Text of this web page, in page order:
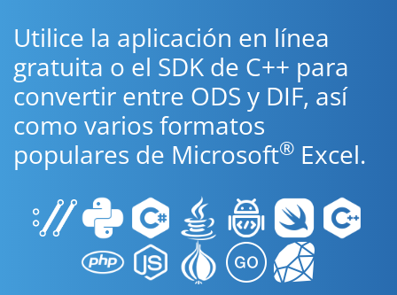
Utilice la aplicación en línea
gratuita o el SDK de C++ para
convertir entre ODS y DIF, así
como varios formatos
populares de Microsoft® Excel.